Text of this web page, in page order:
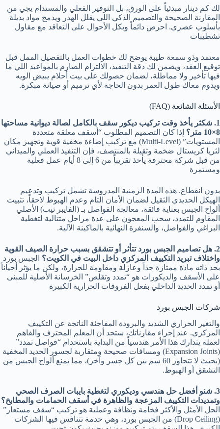
لك كم دينار مبدئياً على الورق، بل التوفير الفعلي والمستدام يجي من
المقارنة الصحيحة والتصميم الذكي اللي يقلل الهدر ويدمج مواد بديلة
بأسلوب عصري. احرص دائماً وبكل الأحوال على التعاقد مع مقاول
تشطيبات
معتمد وذو سمعة طيبة يوضح لك خطوات العمل بالتفصيل الممل قبل
توقيع العقد، ويضمن لك دقة التنفيذ، الالتزام الصارم بالمواعيد اللي ما
فيها تأخير ولا مماطلة، لضمان حصولك على بيت أحلام يبيض الويه
ويدوم معاك طول العمر بدون الحاجة لأي ترميم أو صيانة مبكرة.
الأسئلة الشائعة (FAQ)
1. شكثر يأخذ وقت تركيب ديكور سقف بالكامل لصالة ديوانية مساحتها
8×10 متر؟
إذا كان التصميم المطلوب “أسقف معلقة متعددة
المستويات” (Multi-Level) مع تركيب إضاءة مخفية قوية وتجهيز مكان
لثريا كريستال ضخمة وثقيلة بالمنتصف، فإن التنفيذ العملي والميداني
من قبل شركة محترفة يأخذ تقريباً من 6 إلى 8 أيام عمل فعلية
ومستمرة
بدون انقطاع. هذه المدة الزمنية المدروسة تشمل تركيب وتدعيم
الهيكل الحديدي الثقيل لضمان الأمان التام وعدم الهبوط لاحقاً، تثبيت
ألواح الجبس بعناية فائقة، معالجة الفواصل بـ (الفايبر تيب) الأصلي
المقاوم للتمدد، سحب المعجون على عدة مراحل متتالية لتغطية
البراغي والفواصل، والسنفرة النهائية بالماكينة الآلية.
2. هل تصاميم الجبس بورد تتأثر أو تتشقق بسبب حرارة الصيف القوية
واختلاف تبريد التكييف المركزي داخل البيت في الكويت؟ الجبس بورد
بحد ذاته مادة ممتازة جداً وعازلة ومقاومة للحرارة، ولكن ما يؤثر أحياناً
على الأسقف والديكورات هو “تمدد وتقلص” الخرسانة الأصلية للمبنى
أو تمدد الحديد الداخلي بفعل الفروقات الحرارية الكبيرة
شركات الجبس بورد
والتغير الحراري الشديد والبرودة المفاجئة الناتجة عن التكييف
المركزي. عند إجراء مقارناتك، ستجد أن المعلم المحترف والفاهم
لعمله يتدارك هذا الأمر هندسياً من البداية باستخدام “فواصل تمدد”
(Expansion Joints) ومسافات صحيحة ومتقاربة لجسور الحديد المخفية
(بحيث لا تتجاوز 60 سم بين كل جسر وآخر)، مما يمنع ألواح الجبس من
التشقق أو الهبوط.
3. شنو أفضل حل هندسي وديكوري لتغطية بايبات الصرف الصحي
وتمديدات التكييف المزعجة والظاهرة في أسقف الحمامات والمطابخ؟
الحل الأمثل والأكثر فخامة ونظافة وعملية هو تركيب “سقف مستعار”
(Drop Ceiling) من الجبس بورد، وهي خدمة تتنافس فيها الشركات